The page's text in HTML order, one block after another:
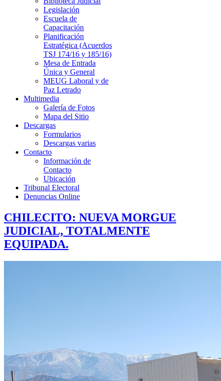
Legislación
Escuela de
Capacitación
Planificación
Estratégica (Acuerdos
TSJ 174/16 y 185/16)
Mesa de Entrada
Única y General
MEUG Laboral y de
Paz Letrado
Multimedia
Galería de Fotos
Mapa del Sitio
Descargas
Formularios
Descargas varias
Contacto
Información de
Contacto
Ubicación
Tribunal Electoral
Denuncias Online
CHILECITO: NUEVA MORGUE
JUDICIAL, TOTALMENTE
EQUIPADA.